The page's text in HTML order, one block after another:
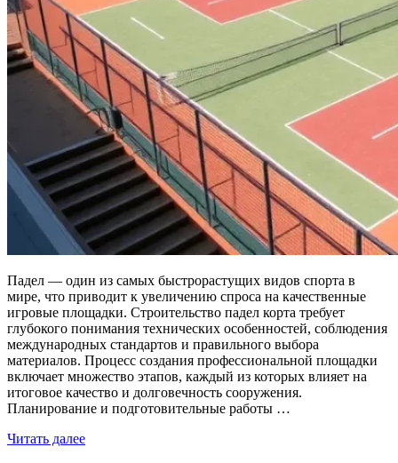
Падел — один из самых быстрорастущих видов спорта в
мире, что приводит к увеличению спроса на качественные
игровые площадки. Строительство падел корта требует
глубокого понимания технических особенностей, соблюдения
международных стандартов и правильного выбора
материалов. Процесс создания профессиональной площадки
включает множество этапов, каждый из которых влияет на
итоговое качество и долговечность сооружения.
Планирование и подготовительные работы …
Читать далее